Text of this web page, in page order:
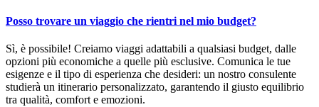
Posso trovare un viaggio che rientri nel mio budget?
Sì, è possibile! Creiamo viaggi adattabili a qualsiasi budget, dalle
opzioni più economiche a quelle più esclusive. Comunica le tue
esigenze e il tipo di esperienza che desideri: un nostro consulente
studierà un itinerario personalizzato, garantendo il giusto equilibrio
tra qualità, comfort e emozioni.